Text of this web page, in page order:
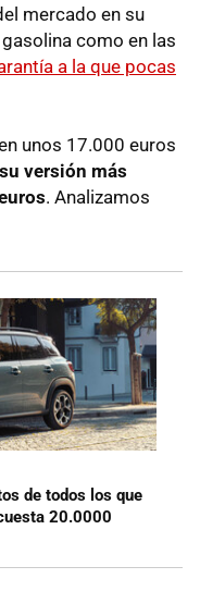
mercado en su
como en las
a la que pocas
unos 17.000 euros
su versión más
. Analizamos
de todos los que
20.0000